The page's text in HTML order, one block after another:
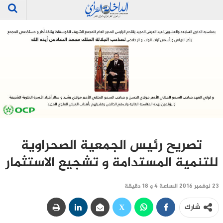
تصريح رئيس الجمعية الصحراوية
للتنمية المستدامة و تشجيع الاستثمار
23 نوفمبر 2016 الساعة 4 و 18 دقيقة
شارك